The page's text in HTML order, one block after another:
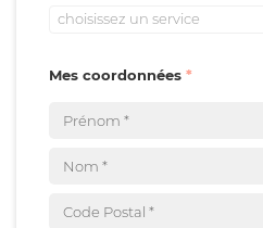
choisissez un service
Mes coordonnées